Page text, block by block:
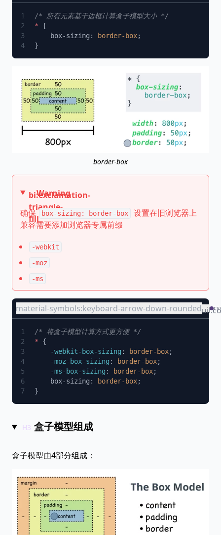
*
    box-sizing:
border-box
border-box
bi:exclamation-
triangle-
fill
Warning
确保 box-sizing: border-box
设置在旧浏览器上
兼容需要添加浏览器专属前缀
-webkit
-moz
-ms
material-symbols:keyboard-arrow-down-rounded
*
    -webkit-box-sizing
: border-box
    -moz-box-sizing
: border-box
    -ms-box-sizing
: border-box
    box-sizing:
border-box
盒子模型组成
盒子模型由4部分组成：